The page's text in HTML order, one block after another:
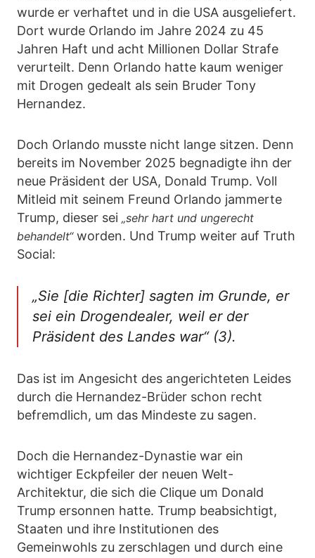
wurde er verhaftet und in die USA ausgeliefert.
Dort wurde Orlando im Jahre 2024 zu 45
Jahren Haft und acht Millionen Dollar Strafe
verurteilt. Denn Orlando hatte kaum weniger
mit Drogen gedealt als sein Bruder Tony
Hernandez.
Doch Orlando musste nicht lange sitzen. Denn
bereits im November 2025 begnadigte ihn der
neue Präsident der USA, Donald Trump. Voll
Mitleid mit seinem Freund Orlando jammerte
Trump, dieser sei „sehr hart und ungerecht
behandelt“worden. Und Trump weiter auf Truth
Social:
„Sie [die Richter] sagten im Grunde, er
sei ein Drogendealer, weil er der
Präsident des Landes war“ (3).
Das ist im Angesicht des angerichteten Leides
durch die Hernandez-Brüder schon recht
befremdlich, um das Mindeste zu sagen.
Doch die Hernandez-Dynastie war ein
wichtiger Eckpfeiler der neuen Welt-
Architektur, die sich die Clique um Donald
Trump ersonnen hatte. Trump beabsichtigt,
Staaten und ihre Institutionen des
Gemeinwohls zu zerschlagen und durch eine